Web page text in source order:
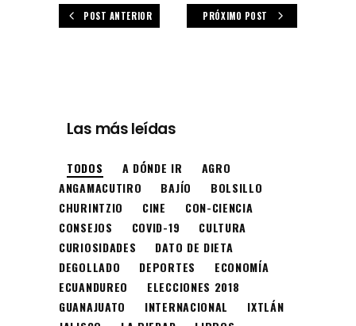
POST ANTERIOR PRÓXIMO POST
Las más leídas
TODOS A DÓNDE IR
AGRO
ANGAMACUTIRO
BAJÍO
BOLSILLO
CHURINTZIO
CINE
CON-CIENCIA
CONSEJOS
COVID-19
CULTURA
CURIOSIDADES
DATO DE DIETA
DEGOLLADO
DEPORTES
ECONOMÍA
ECUANDUREO
ELECCIONES 2018
GUANAJUATO
INTERNACIONAL
IXTLÁN